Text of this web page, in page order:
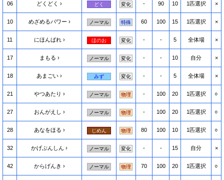
06 どくどく どく 変化 - 90 10 1匹選択 ×
10 めざめるパワー ノーマル 特殊 60 100 15 1匹選択 ×
11 にほんばれ ほのお 変化 - - 5 全体場 ×
17 まもる ノーマル 変化 - - 10 自分 ×
18 あまごい みず 変化 - - 5 全体場 ×
21 やつあたり ノーマル 物理 - 100 20 1匹選択 ○
27 おんがえし ノーマル 物理 - 100 20 1匹選択 ○
28 あなをほる じめん 物理 80 100 10 1匹選択 ○
32 かげぶんしん ノーマル 変化 - - 15 自分 ×
42 からげんき ノーマル 物理 70 100 20 1匹選択 ○